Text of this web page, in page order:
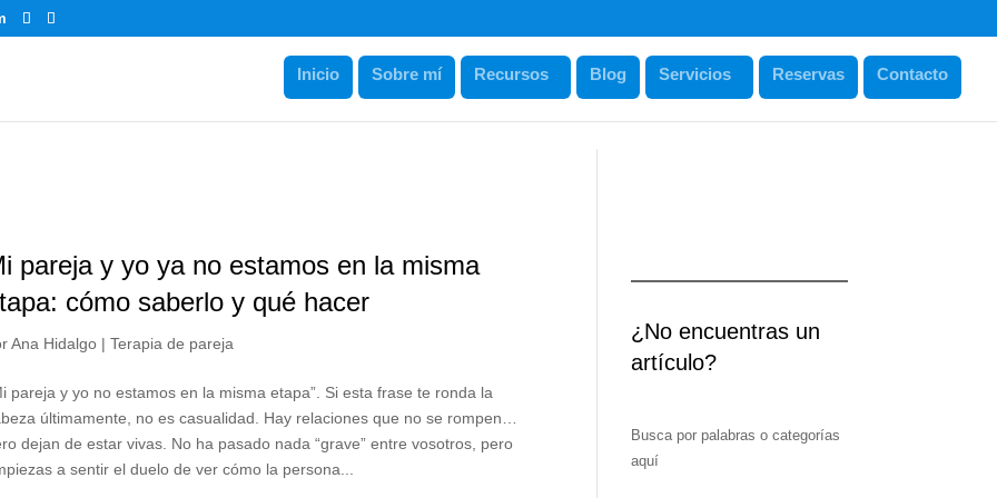
Inicio Sobre mí Recursos Blog Servicios Reservas Contacto
pareja y yo ya no estamos en la misma
cómo saberlo y qué hacer
Ana Hidalgo |Terapia de pareja
pareja y yo no estamos en la misma etapa”. Si esta frase te ronda la
últimamente, no es casualidad. Hay relaciones que no se rompen…
dejan de estar vivas. No ha pasado nada “grave” entre vosotros, pero
a sentir el duelo de ver cómo la persona...
¿No encuentras un
artículo?
Busca por palabras o categorías
aquí